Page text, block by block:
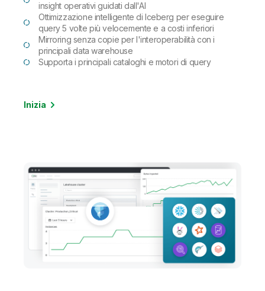
insight operativi guidati dall'AI
Ottimizzazione intelligente di Iceberg per eseguire
query 5 volte più velocemente e a costi inferiori
Mirroring senza copie per l'interoperabilità con i
principali data warehouse
Supporta i principali cataloghi e motori di query
Inizia